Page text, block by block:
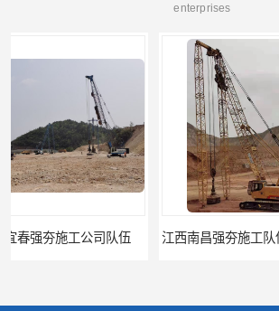
enterprises
江西南昌强夯施工队伍公司 -湖南业峻强夯基础工程